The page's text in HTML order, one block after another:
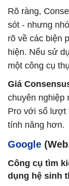
Rõ ràng,
sót - nhưng
rõ về các biện
hiện. Nếu sử
một công cụ
Giá
chuyên nghiệp
Pro với số lượt
tính năng hơn.
Google
Công cụ tìm
dụng hệ sinh